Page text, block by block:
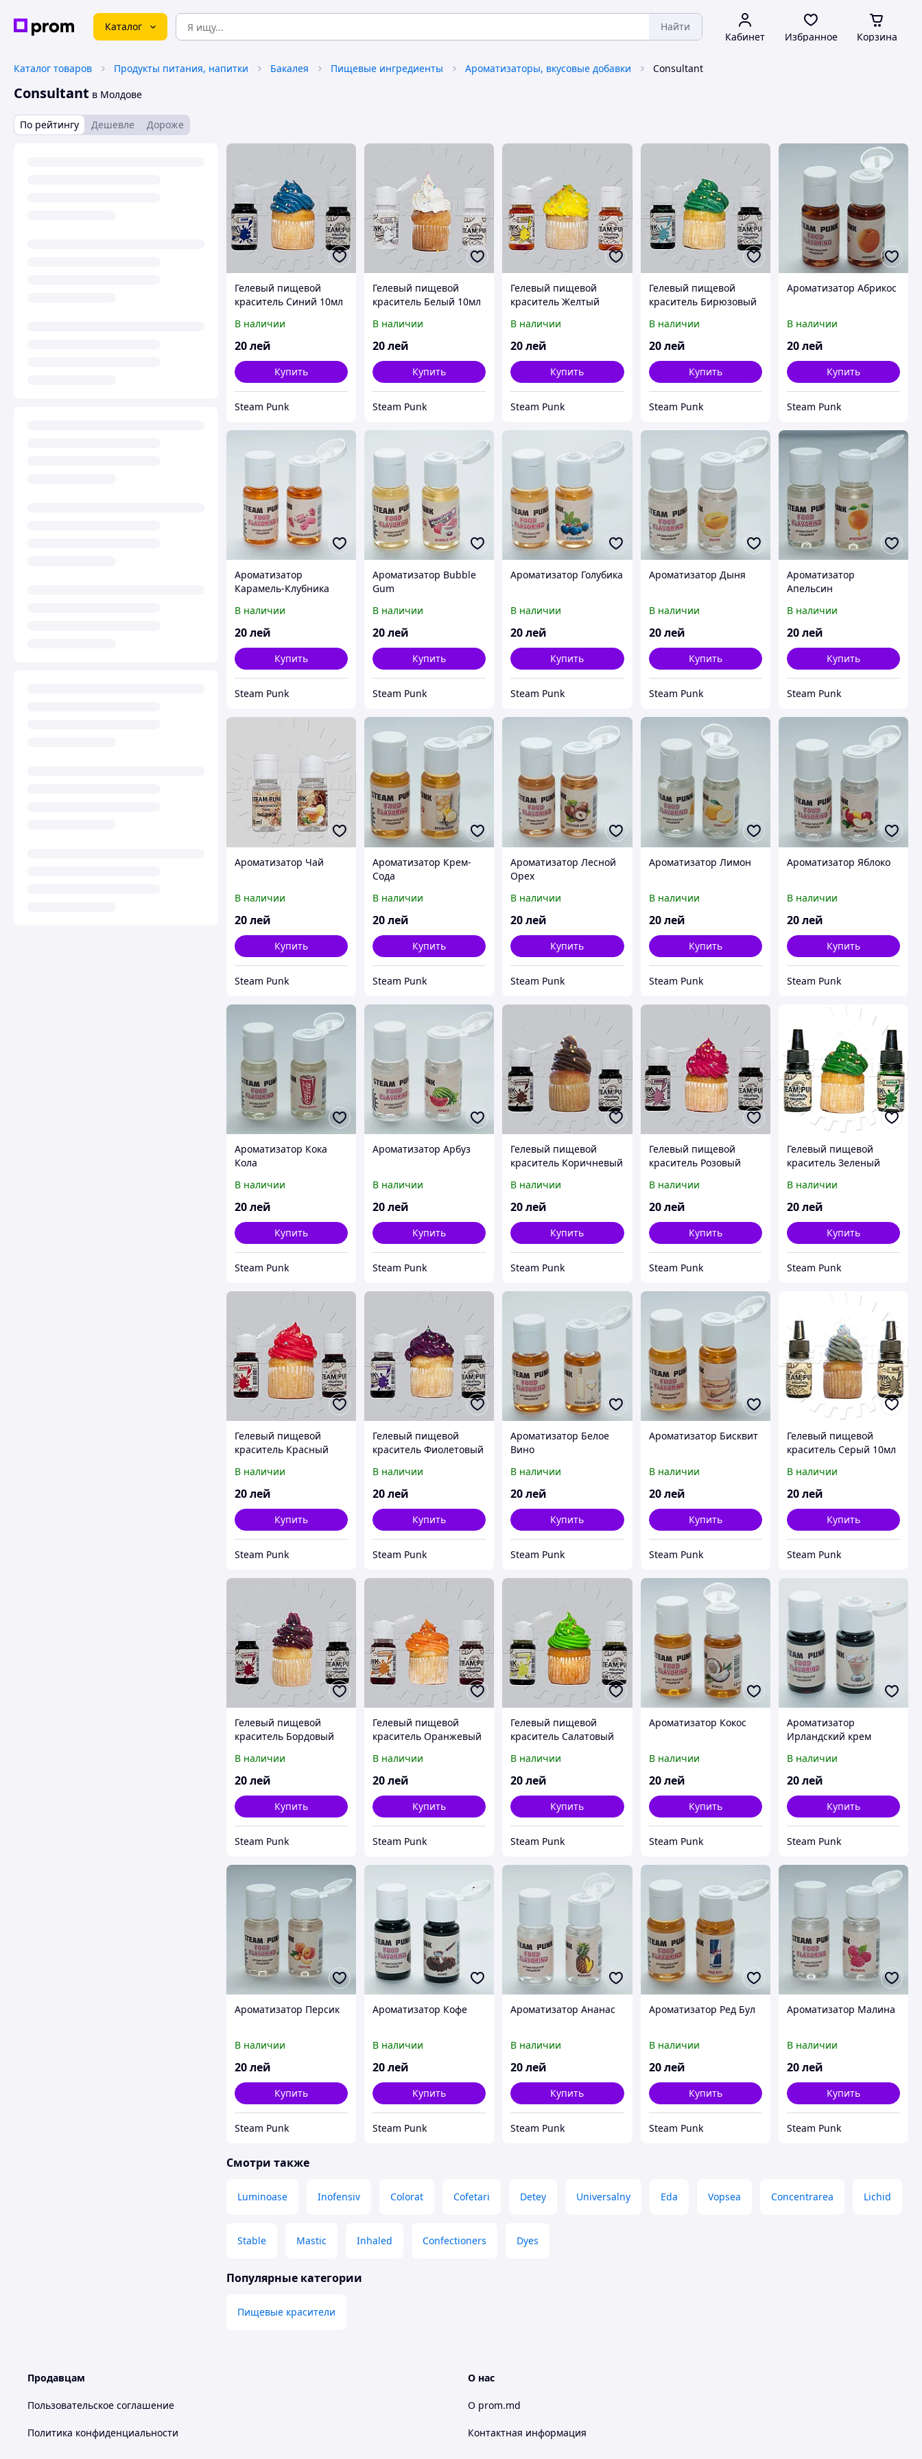
Каталог Найти
Кабинет Избранное Корзина
Каталог товаров Продукты питания, напитки Бакалея Пищевые ингредиенты Ароматизаторы, вкусовые добавки Consultant
Consultant в Молдове
По рейтингу Дешевле Дороже
Гелевый пищевой
краситель Синий 10мл
В наличии
20лей
Купить
Steam Punk
Гелевый пищевой
краситель Белый 10мл
В наличии
20лей
Купить
Steam Punk
Гелевый пищевой
краситель Желтый
В наличии
20лей
Купить
Steam Punk
Гелевый пищевой
краситель Бирюзовый
В наличии
20 лей
Купить
Steam Punk
Ароматизатор Абрикос
В наличии
20лей
Купить
Steam Punk
Ароматизатор
Карамель-Клубника
В наличии
20лей
Купить
Steam Punk
Ароматизатор Bubble
Gum
В наличии
20лей
Купить
Steam Punk
Ароматизатор Голубика
В наличии
20лей
Купить
Steam Punk
Ароматизатор Дыня
В наличии
20 лей
Купить
Steam Punk
Ароматизатор
Апельсин
В наличии
20лей
Купить
Steam Punk
Ароматизатор Чай
В наличии
20лей
Купить
Steam Punk
Ароматизатор Крем-
Сода
В наличии
20лей
Купить
Steam Punk
Ароматизатор Лесной
Орех
В наличии
20лей
Купить
Steam Punk
Ароматизатор Лимон
В наличии
20 лей
Купить
Steam Punk
Ароматизатор Яблоко
В наличии
20лей
Купить
Steam Punk
Ароматизатор Кока
Кола
В наличии
20лей
Купить
Steam Punk
Ароматизатор Арбуз
В наличии
20лей
Купить
Steam Punk
Гелевый пищевой
краситель Коричневый
В наличии
20лей
Купить
Steam Punk
Гелевый пищевой
краситель Розовый
В наличии
20 лей
Купить
Steam Punk
Гелевый пищевой
краситель Зеленый
В наличии
20лей
Купить
Steam Punk
Гелевый пищевой
краситель Красный
В наличии
20лей
Купить
Steam Punk
Гелевый пищевой
краситель Фиолетовый
В наличии
20лей
Купить
Steam Punk
Ароматизатор Белое
Вино
В наличии
20лей
Купить
Steam Punk
Ароматизатор Бисквит
В наличии
20 лей
Купить
Steam Punk
Гелевый пищевой
краситель Серый 10мл
В наличии
20лей
Купить
Steam Punk
Гелевый пищевой
краситель Бордовый
В наличии
20лей
Купить
Steam Punk
Гелевый пищевой
краситель Оранжевый
В наличии
20лей
Купить
Steam Punk
Гелевый пищевой
краситель Салатовый
В наличии
20лей
Купить
Steam Punk
Ароматизатор Кокос
В наличии
20 лей
Купить
Steam Punk
Ароматизатор
Ирландский крем
В наличии
20лей
Купить
Steam Punk
Ароматизатор Персик
В наличии
20лей
Купить
Steam Punk
Ароматизатор Кофе
В наличии
20лей
Купить
Steam Punk
Ароматизатор Ананас
В наличии
20лей
Купить
Steam Punk
Ароматизатор Ред Бул
В наличии
20 лей
Купить
Steam Punk
Ароматизатор Малина
В наличии
20лей
Купить
Steam Punk
Смотри также
Luminoase Inofensiv Colorat Cofetari Detey Universalny Eda Vopsea Concentrarea Lichid
Stable Mastic Inhaled Confectioners Dyes
Популярные категории
Пищевые красители
Продавцам
Пользовательское соглашение
Политика конфиденциальности
О нас
О prom.md
Контактная информация